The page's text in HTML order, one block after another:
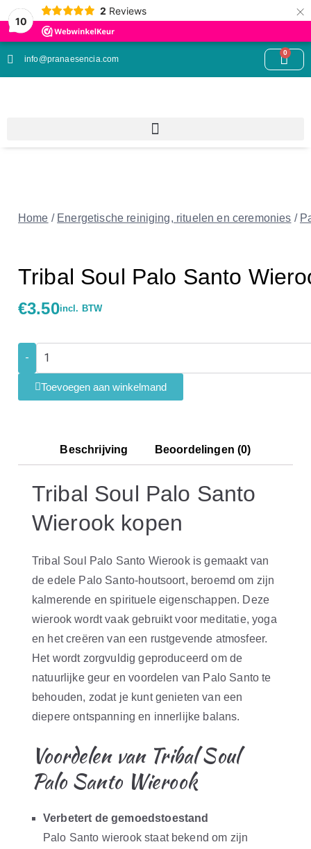
10
2 Reviews ×
info@pranaesencia.com
0
Home / Energetische reiniging, rituelen en ceremonies /
Tribal Soul Palo Santo
€3.50incl. BTW
-
Toevoegen aan winkelmand
Beschrijving Beoordelingen (0)
Tribal Soul Palo Santo
Wierook kopen
Tribal Soul Palo Santo Wierook is gemaakt van
de edele Palo Santo-houtsoort, beroemd om zijn
kalmerende en spirituele eigenschappen. Deze
wierook wordt vaak gebruikt voor meditatie, yoga
en het creëren van een rustgevende atmosfeer.
Het wordt zorgvuldig geproduceerd om de
natuurlijke geur en voordelen van Palo Santo te
behouden, zodat je kunt genieten van een
diepere ontspanning en innerlijke balans.
Voordelen van Tribal Soul
Palo Santo Wierook
Verbetert de gemoedstoestand
Palo Santo wierook staat bekend om zijn